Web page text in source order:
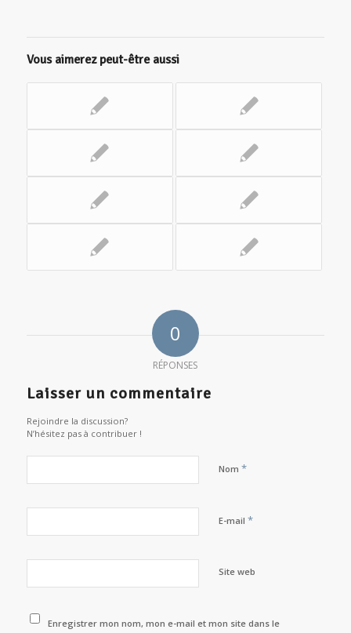
Vous aimerez peut-être aussi
0
RÉPONSES
Laisser un commentaire
Rejoindre la discussion?
N’hésitez pas à contribuer !
Nom *
E-mail *
Site web
Enregistrer mon nom, mon e-mail et mon site dans le